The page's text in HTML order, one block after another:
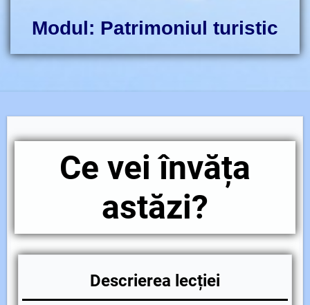
Modul: Patrimoniul turistic
Ce vei învăța
astăzi?
Descrierea lecției